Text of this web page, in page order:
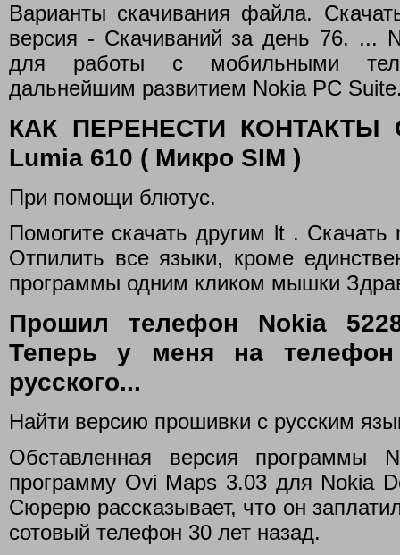
Варианты скачивания файла.
версия - Скачиваний за день 76. ...
для работы с мобильными
дальнейшим развитием Nokia PC
КАК ПЕРЕНЕСТИ КОНТАКТЫ
Lumia 610 ( Микро SIM )
При помощи блютус.
Помогите скачать другим lt .
Отпилить все языки, кроме
программы одним кликом мышки
Прошил телефон Nokia
Теперь у меня на
русского...
Найти версию прошивки с русским
Обставленная версия программы
программу Ovi Maps 3.03 для Nokia
Сюрерю рассказывает, что он
сотовый телефон 30 лет назад.